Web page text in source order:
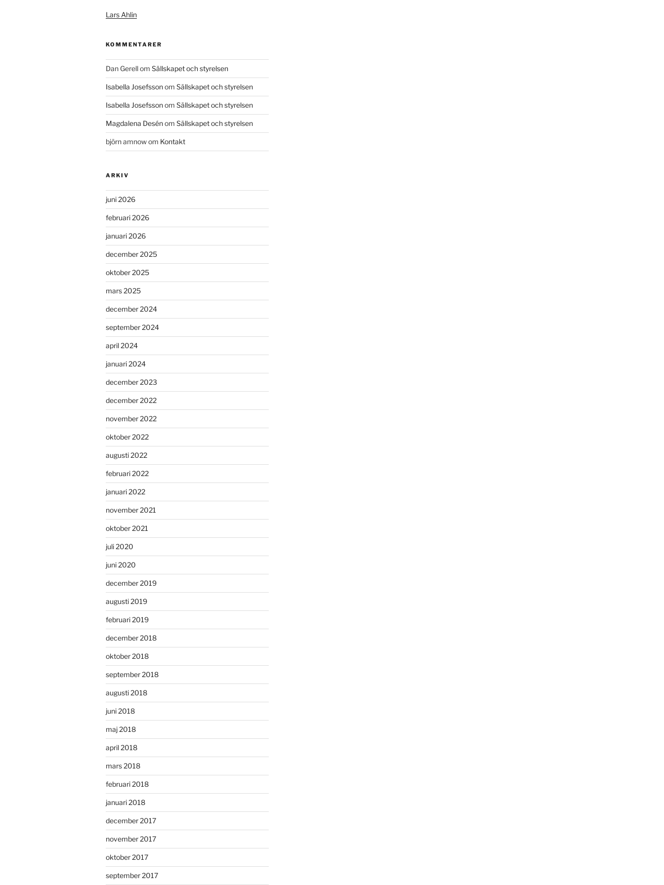
Lars Ahlin
KOMMENTARER
Dan Gerellom Sällskapet och styrelsen
Isabella Josefssonom Sällskapet och styrelsen
Isabella Josefssonom Sällskapet och styrelsen
Magdalena Desénom Sällskapet och styrelsen
björn amnowom Kontakt
ARKIV
juni 2026
februari 2026
januari 2026
december 2025
oktober 2025
mars 2025
december 2024
september 2024
april 2024
januari 2024
december 2023
december 2022
november 2022
oktober 2022
augusti 2022
februari 2022
januari 2022
november 2021
oktober 2021
juli 2020
juni 2020
december 2019
augusti 2019
februari 2019
december 2018
oktober 2018
september 2018
augusti 2018
juni 2018
maj 2018
april 2018
mars 2018
februari 2018
januari 2018
december 2017
november 2017
oktober 2017
september 2017